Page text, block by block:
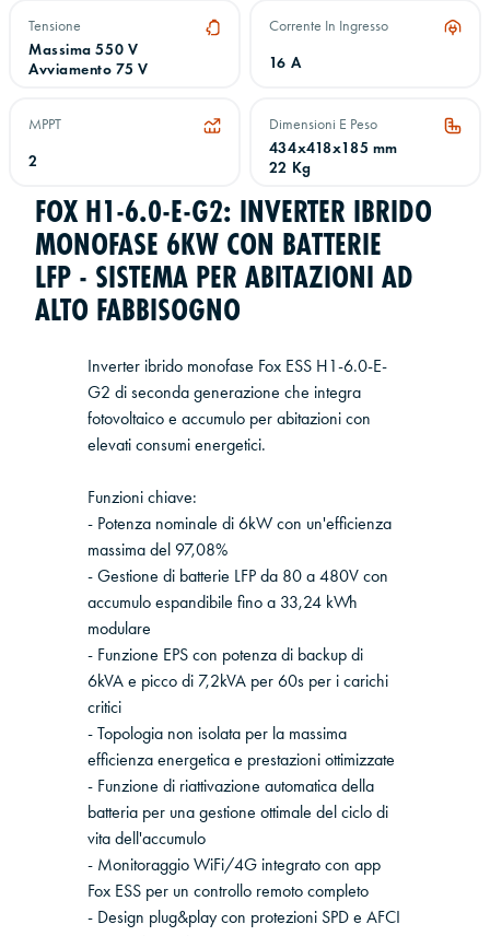
Tensione
Massima 550 V
Avviamento 75 V
Corrente In Ingresso
16 A
MPPT
2
Dimensioni E Peso
434x418x185 mm
22 Kg
FOX H1-6.0-E-G2: INVERTER IBRIDO
MONOFASE 6KW CON BATTERIE
LFP - SISTEMA PER ABITAZIONI AD
ALTO FABBISOGNO
Inverter ibrido monofase Fox ESS H1-6.0-E-
G2 di seconda generazione che integra
fotovoltaico e accumulo per abitazioni con
elevati consumi energetici.
Funzioni chiave:
- Potenza nominale di 6kW con un'efficienza
massima del 97,08%
- Gestione di batterie LFP da 80 a 480V con
accumulo espandibile fino a 33,24 kWh
modulare
- Funzione EPS con potenza di backup di
6kVA e picco di 7,2kVA per 60s per i carichi
critici
- Topologia non isolata per la massima
efficienza energetica e prestazioni ottimizzate
- Funzione di riattivazione automatica della
batteria per una gestione ottimale del ciclo di
vita dell'accumulo
- Monitoraggio WiFi/4G integrato con app
Fox ESS per un controllo remoto completo
- Design plug&play con protezioni SPD e AFCI